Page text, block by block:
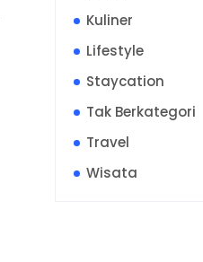
Kuliner
Lifestyle
Staycation
Tak Berkategori
Travel
Wisata